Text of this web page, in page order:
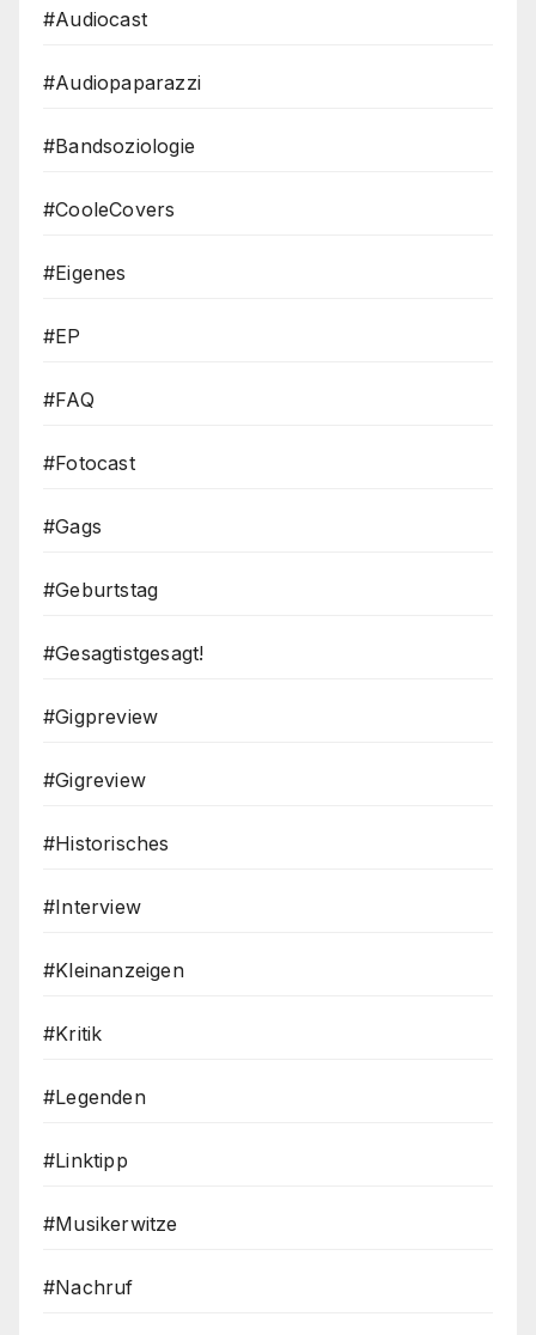
#Audiocast
#Audiopaparazzi
#Bandsoziologie
#CooleCovers
#Eigenes
#EP
#FAQ
#Fotocast
#Gags
#Geburtstag
#Gesagtistgesagt!
#Gigpreview
#Gigreview
#Historisches
#Interview
#Kleinanzeigen
#Kritik
#Legenden
#Linktipp
#Musikerwitze
#Nachruf